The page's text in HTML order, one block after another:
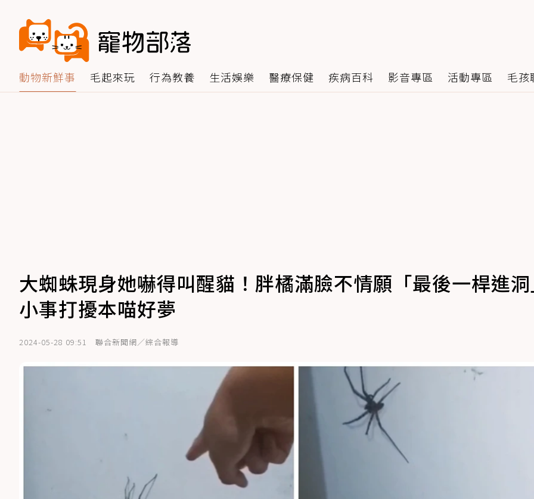
動物新鮮事 毛起來玩 行為教養 生活娛樂 醫療保健 疾病百科 影音專區 活動專區 毛孩
大蜘蛛現身她嚇得叫醒貓！胖橘滿臉不情願「最後一桿進
小事打擾本喵好夢
2024-05-28 09:51 聯合新聞網／綜合報導